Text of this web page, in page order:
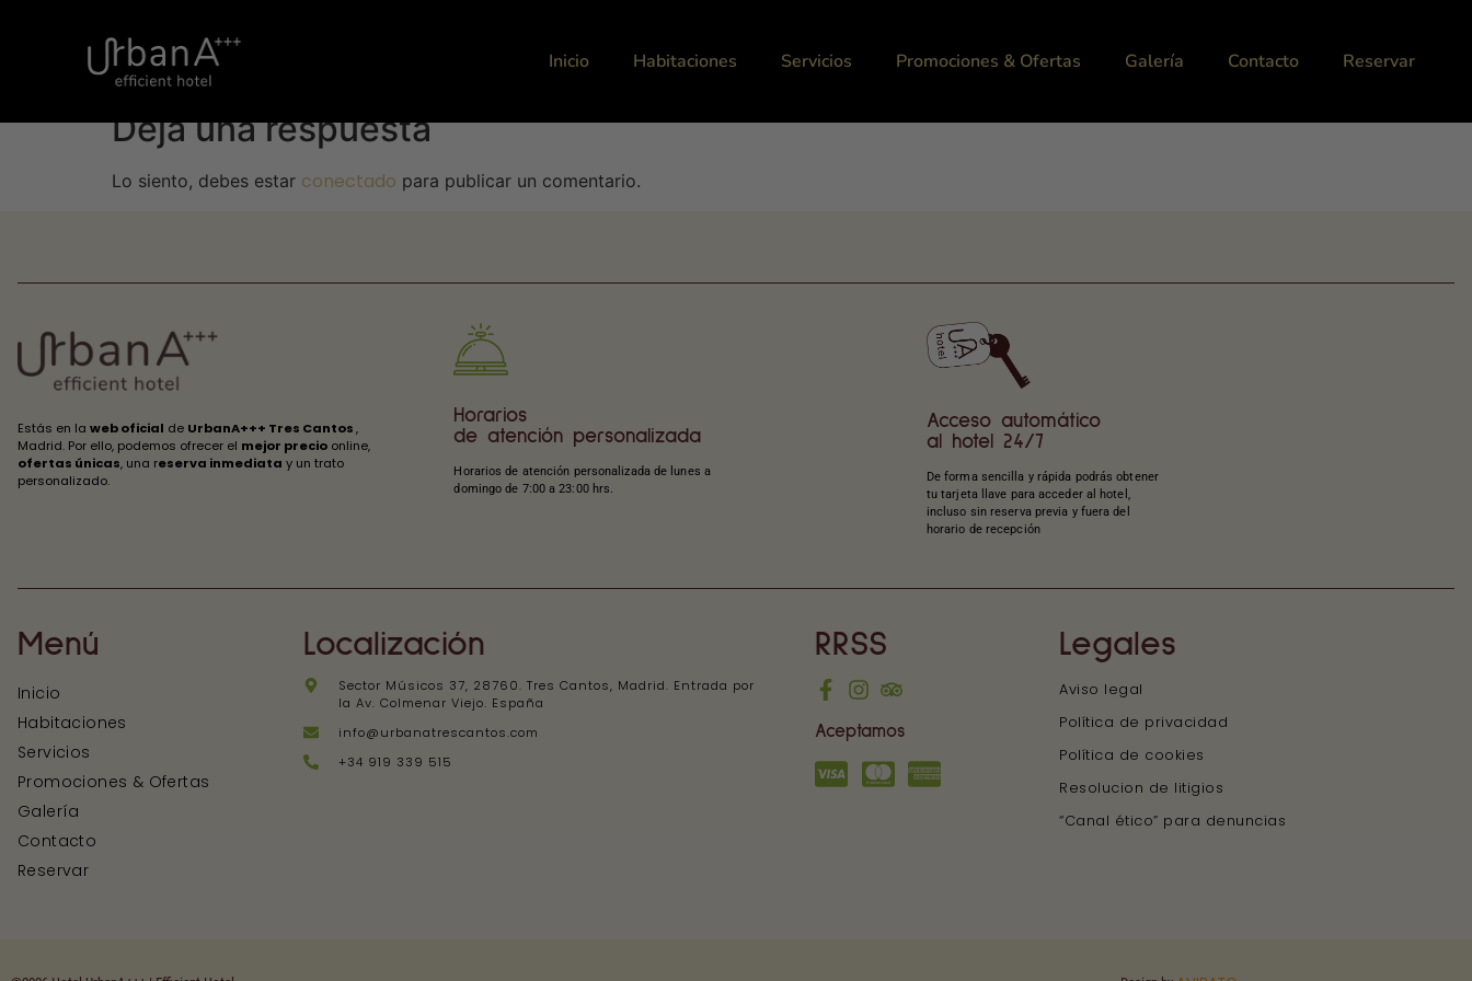
Inicio Habitaciones Servicios Promociones & Ofertas Galería Contacto Reservar
config
Deja una respuesta
Lo siento, debes estar conectado para publicar un comentario.
Estás en la web oficial de UrbanA+++ Tres Cantos,
Madrid. Por ello, podemos ofrecer el mejor precio online,
ofertas únicas, una reserva inmediata y un trato
personalizado.
Horarios
de atención personalizada
Horarios de atención personalizada de lunes a
domingo de 7:00 a 23:00 hrs.
Acceso automático
al hotel 24/7
De forma sencilla y rápida podrás obtener
tu tarjeta llave para acceder al hotel,
incluso sin reserva previa y fuera del
horario de recepción
Menú
Inicio
Habitaciones
Servicios
Promociones & Ofertas
Galería
Contacto
Reservar
Localización
Sector Músicos 37, 28760. Tres Cantos, Madrid. Entrada por
la Av. Colmenar Viejo. España
info@urbanatrescantos.com
+34 919 339 515
RRSS
Aceptamos
Legales
Aviso legal
Política de privacidad
Política de cookies
Resolucion de litigios
“Canal ético” para denuncias